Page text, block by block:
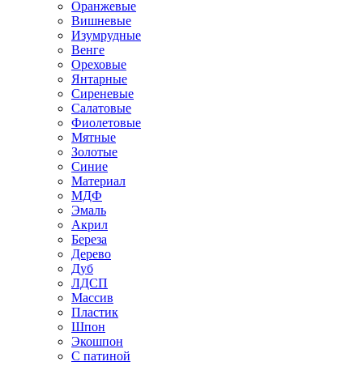
Оранжевые
Вишневые
Изумрудные
Венге
Ореховые
Янтарные
Сиреневые
Салатовые
Фиолетовые
Мятные
Золотые
Синие
Материал
МДФ
Эмаль
Акрил
Береза
Дерево
Дуб
ЛДСП
Массив
Пластик
Шпон
Экошпон
С патиной